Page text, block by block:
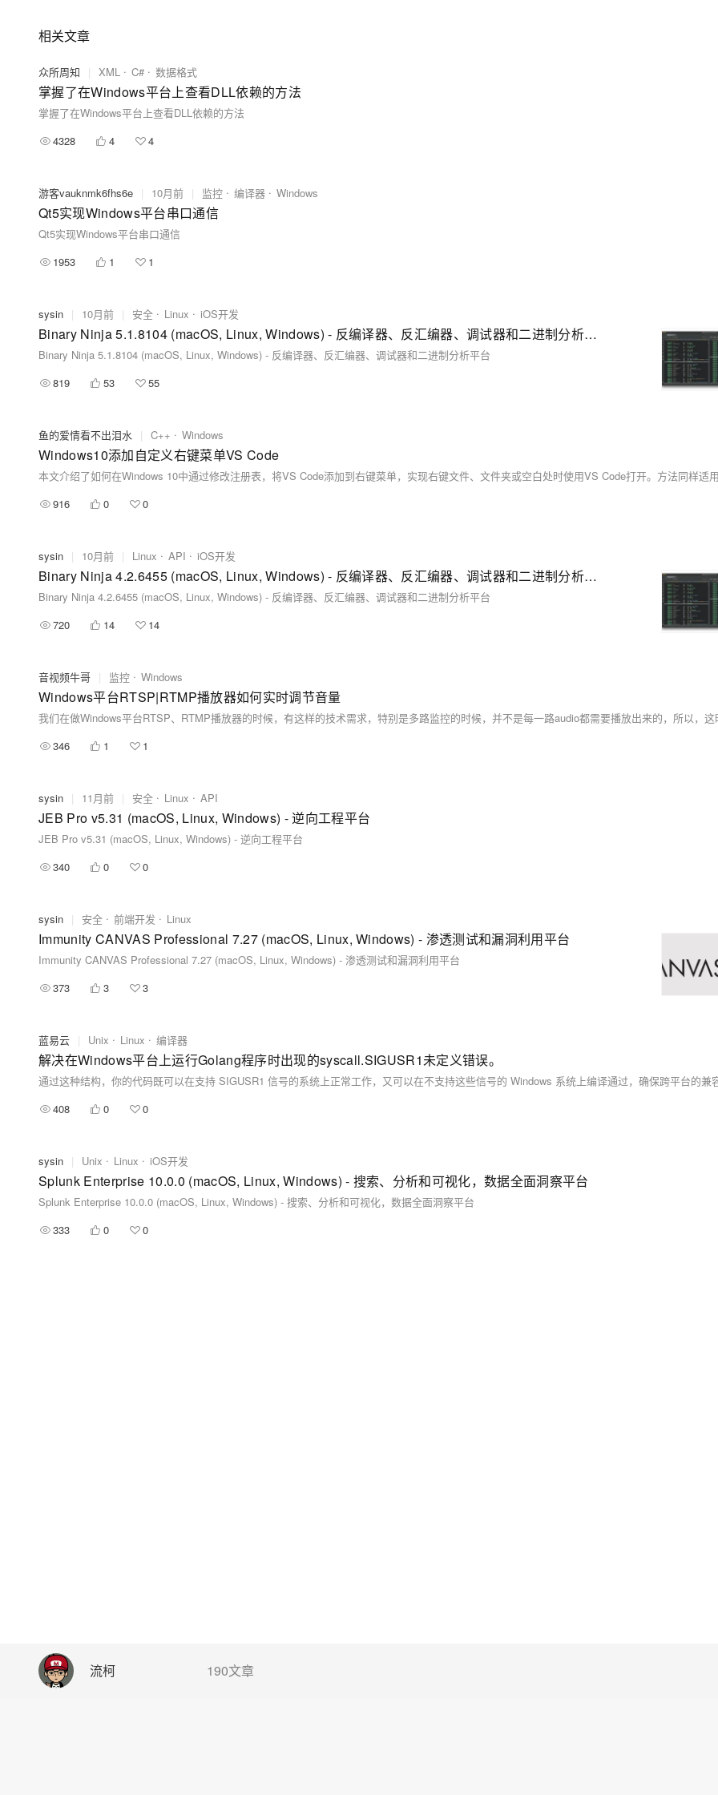
流柯 190文章
相关文章
众所周知 | XML C# 数据格式
掌握了在Windows平台上查看DLL依赖的方法
掌握了在Windows平台上查看DLL依赖的方法
4328
4 4
游客vauknmk6fhs6e | 10月前 | 监控 编译器 Windows
Qt5实现Windows平台串口通信
Qt5实现Windows平台串口通信
1953
1 1
sysin | 10月前 | 安全 Linux iOS开发
Binary Ninja 5.1.8104 (macOS, Linux, Windows) - 反编译器、反汇编器、调试器和二进制分析平台
Binary Ninja 5.1.8104 (macOS, Linux, Windows) - 反编译器、反汇编器、调试器和二进制分析平台
819
53 55
鱼的爱情看不出泪水 | C++ Windows
Windows10添加自定义右键菜单VS Code
916
0 0
sysin | 10月前 | Linux API iOS开发
Binary Ninja 4.2.6455 (macOS, Linux, Windows) - 反编译器、反汇编器、调试器和二进制分析平台
Binary Ninja 4.2.6455 (macOS, Linux, Windows) - 反编译器、反汇编器、调试器和二进制分析平台
720
14 14
音视频牛哥 | 监控 Windows
Windows平台RTSP|RTMP播放器如何实时调节音量
346
1 1
sysin | 11月前 | 安全 Linux API
JEB Pro v5.31 (macOS, Linux, Windows) - 逆向工程平台
JEB Pro v5.31 (macOS, Linux, Windows) - 逆向工程平台
340
0 0
sysin | 安全 前端开发 Linux
Immunity CANVAS Professional 7.27 (macOS, Linux, Windows) - 渗透测试和漏洞利用平台
Immunity CANVAS Professional 7.27 (macOS, Linux, Windows) - 渗透测试和漏洞利用平台
373
3 3
蓝易云 | Unix Linux 编译器
解决在Windows平台上运行Golang程序时出现的syscall.SIGUSR1未定义错误。
408
0 0
sysin | Unix Linux iOS开发
Splunk Enterprise 10.0.0 (macOS, Linux, Windows) - 搜索、分析和可视化，数据全面洞察平台
Splunk Enterprise 10.0.0 (macOS, Linux, Windows) - 搜索、分析和可视化，数据全面洞察平台
333
0 0